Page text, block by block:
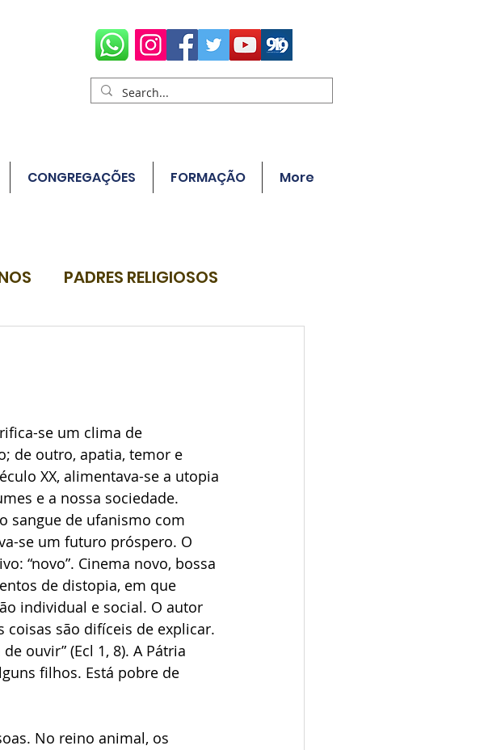
CONGREGAÇÕES FORMAÇÃO More
PADRES RELIGIOSOS
se um clima de
de outro, apatia, temor e
XX, alimentava-se a utopia
e a nossa sociedade.
sangue de ufanismo com
se um futuro próspero. O
“novo”. Cinema novo, bossa
de distopia, em que
individual e social. O autor
coisas são difíceis de explicar.
ouvir” (Ecl 1, 8). A Pátria
filhos. Está pobre de
No reino animal, os